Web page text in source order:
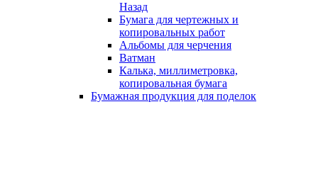
Назад
Бумага для чертежных и
копировальных работ
Альбомы для черчения
Ватман
Калька, миллиметровка,
копировальная бумага
Бумажная продукция для поделок